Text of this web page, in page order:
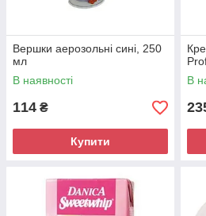
Вершки аерозольні сині, 250
мл
В наявності
114 ₴
Купити
В